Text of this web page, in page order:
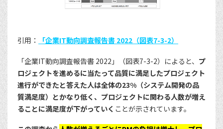
引用： 「企業IT動向調査報告書 2022（図表7-3-2）
「企業IT動向調査報告書 2022」（図表7-3-2）によると、 プ
ロジェクトを進めるに当たって品質に満足したプロジェクト
進行ができたと答えた人は全体の23%（システム開発の品
質満足度）とかなり低く、プロジェクトに関わる人数が増え
ることに満足度が下がっていく ことが示されています。